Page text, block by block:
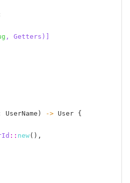
, Getters)]
UserName) -> User {
:: new(),